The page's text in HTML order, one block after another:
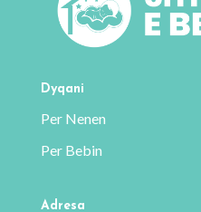
mund
te
e
produktit
Dyqani
Per Nenen
Per Bebin
Adresa